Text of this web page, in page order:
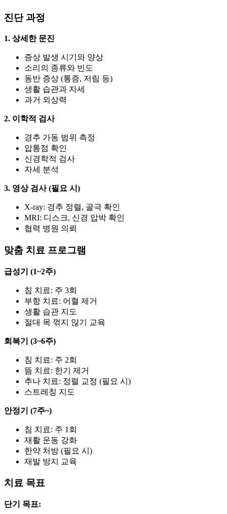
진단 과정
1. 상세한 문진
증상 발생 시기와 양상
소리의 종류와 빈도
동반 증상 (통증, 저림 등)
생활 습관과 자세
과거 외상력
2. 이학적 검사
경추 가동 범위 측정
압통점 확인
신경학적 검사
자세 분석
3. 영상 검사 (필요 시)
X-ray: 경추 정렬, 골극 확인
MRI: 디스크, 신경 압박 확인
협력 병원 의뢰
맞춤 치료 프로그램
급성기 (1~2주)
침 치료: 주 3회
부항 치료: 어혈 제거
생활 습관 지도
절대 목 꺾지 않기 교육
회복기 (3~6주)
침 치료: 주 2회
뜸 치료: 한기 제거
추나 치료: 정렬 교정 (필요 시)
스트레칭 지도
안정기 (7주~)
침 치료: 주 1회
재활 운동 강화
한약 처방 (필요 시)
재발 방지 교육
치료 목표
단기 목표: